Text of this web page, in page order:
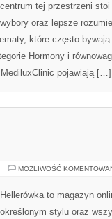
centrum tej przestrzeni
wybory oraz lepsze
które często
Hormony i
MediluxClinic pojawiają […]
MOŻLIWOŚĆ
Hellerówka to magazyn
określonym stylu oraz